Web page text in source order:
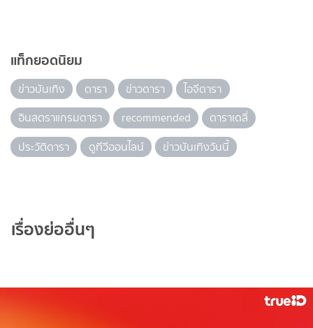
แท็กยอดนิยม
ข่าวบันเทิง ดารา ข่าวดารา
ไอจีดารา
อินสตราแกรมดารา
recommended
ดาราเดลี่
ประวัติดารา
ดูทีวีออนไลน์ ข่าวบันเทิงวันนี้
เรื่องย่ออื่นๆ